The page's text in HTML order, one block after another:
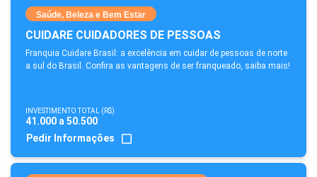
Saúde, Beleza e Bem Estar
CUIDARE CUIDADORES DE PESSOAS
Franquia Cuidare Brasil: a excelência em cuidar de pessoas de norte
a sul do Brasil. Confira as vantagens de ser franqueado, saiba mais!
INVESTIMENTO TOTAL (R$)
41.000 a 50.500
Pedir Informações